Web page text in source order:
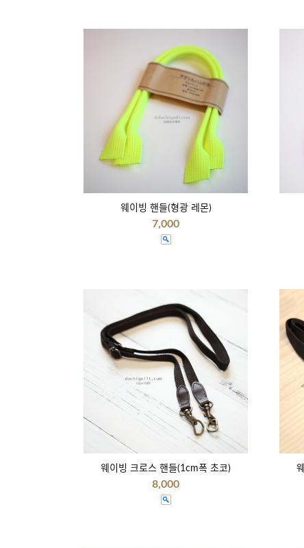
웨이빙 핸들(형광 레몬)
7,000
웨이빙 크로스 핸들(1cm폭 초코)
8,000